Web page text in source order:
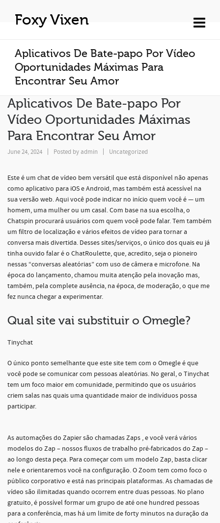
Foxy Vixen
Aplicativos De Bate-papo Por Vídeo
Oportunidades Máximas Para
Encontrar Seu Amor
Aplicativos De Bate-papo Por
Vídeo Oportunidades Máximas
Para Encontrar Seu Amor
June 24, 2024 Posted by admin Uncategorized
Este é um chat de vídeo bem versátil que está disponível não apenas
como aplicativo para iOS e Android, mas também está acessível na
sua versão web. Aqui você pode indicar no início quem você é — um
homem, uma mulher ou um casal. Com base na sua escolha, o
Chatspin procurará usuários com quem você pode falar. Tem também
um filtro de localização e vários efeitos de vídeo para tornar a
conversa mais divertida. Desses sites/serviços, o único dos quais eu já
tinha ouvido falar é o ChatRoulette, que, acredito, seja o pioneiro
nessas “conversas aleatórias” com uso de câmera e microfone. Na
época do lançamento, chamou muita atenção pela inovação mas,
também, pela complete ausência, na época, de moderação, o que me
fez nunca chegar a experimentar.
Qual site vai substituir o Omegle?
Tinychat
O único ponto semelhante que este site tem com o Omegle é que
você pode se comunicar com pessoas aleatórias. No geral, o Tinychat
tem um foco maior em comunidade, permitindo que os usuários
criem salas nas quais uma quantidade maior de indivíduos possa
participar.
As automações do Zapier são chamadas Zaps , e você verá vários
modelos do Zap – nossos fluxos de trabalho pré-fabricados do Zap –
ao longo desta peça. Para começar com um modelo Zap, basta clicar
nele e orientaremos você na configuração. O Zoom tem como foco o
público corporativo e está nas principais plataformas. As chamadas de
vídeo são ilimitadas quando ocorrem entre duas pessoas. No plano
gratuito, é possível formar um grupo de até one hundred pessoas
para a conferência, mas há um limite de forty minutos na duração da